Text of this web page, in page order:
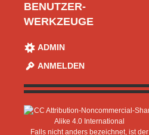
BENUTZER-
WERKZEUGE
ADMIN
ANMELDEN
Falls nicht anders bezeichnet, ist der